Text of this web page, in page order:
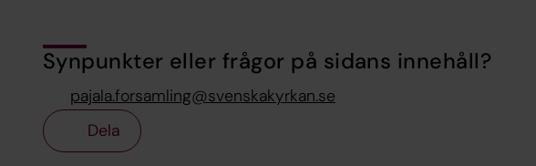
Synpunkter eller frågor på sidans innehåll?
pajala.forsamling@svenskakyrkan.se
Dela